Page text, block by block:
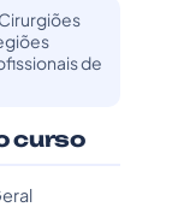
de
curso